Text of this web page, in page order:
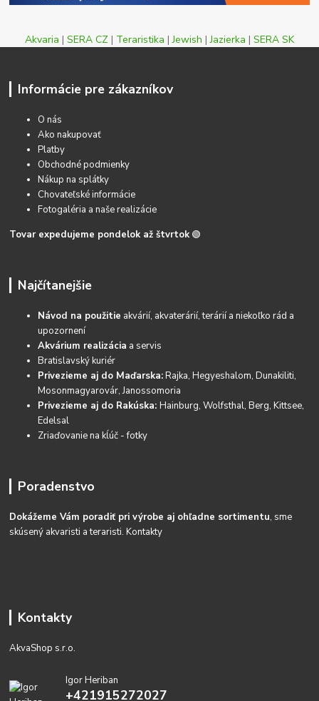
Akvaria | SERA CZ | Teraristika |Jewish |Jazierka | SERA SK
Informácie pre zákazníkov
O nás
Ako nakupovať
Platby
Obchodné podmienky
Nákup na splátky
Chovateľské informácie
Fotogaléria a naše realizácie
Tovar expedujeme pondelok až štvrtok 🟢
Najčítanejšie
Návod na použitie akvárií, akvaterárií, terárií a niekoľko rád a
upozornení
Akvárium realizácia a servis
Bratislavský kuriér
Privezieme aj do Maďarska:Rajka, Hegyeshalom, Dunakiliti,
Mosonmagyarovár, Janossomoria
Privezieme aj do Rakúska:Hainburg, Wolfsthal, Berg, Kittsee,
Edelsal
Zriaďovanie na kĺúč - fotky
Poradenstvo
Dokážeme Vám poradiť pri výrobe aj ohľadne sortimentu, sme
skúsený akvaristi a teraristi.Kontakty
Kontakty
AkvaShop s.r.o.
Igor Heriban
+421915272027